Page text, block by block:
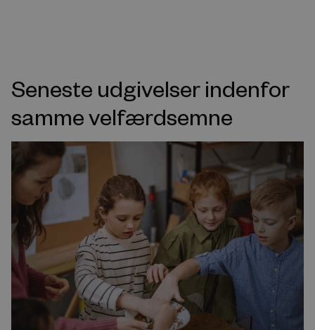
Seneste udgivelser indenfor
samme velfærdsemne